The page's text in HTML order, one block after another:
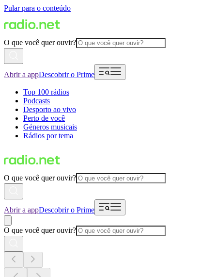
Pular para o conteúdo
O que você quer ouvir?
Abrir a appDescobrir o Prime
Top 100 rádios
Podcasts
Desporto ao vivo
Perto de você
Géneros musicais
Rádios por tema
O que você quer ouvir?
Abrir a appDescobrir o Prime
O que você quer ouvir?